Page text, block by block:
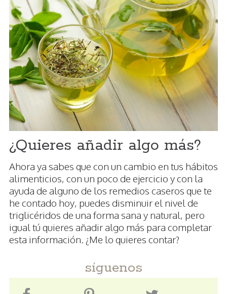
¿Quieres añadir algo más?
Ahora ya sabes que con un cambio en tus hábitos
alimenticios, con un poco de ejercicio y con la
ayuda de alguno de los remedios caseros que te
he contado hoy, puedes disminuir el nivel de
triglicéridos de una forma sana y natural, pero
igual tú quieres añadir algo más para completar
esta información. ¿Me lo quieres contar?
síguenos